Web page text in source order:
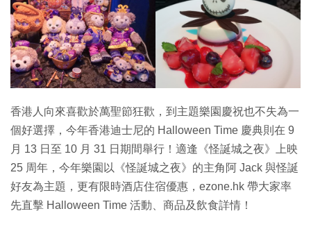
香港人向來喜歡於萬聖節狂歡，到主題樂園慶祝也不失為一
個好選擇，今年香港迪士尼的 Halloween Time 慶典則在 9
月 13 日至 10 月 31 日期間舉行！適逢《怪誕城之夜》上映
25 周年，今年樂園以《怪誕城之夜》的主角阿 Jack 與怪誕
好友為主題，更有限時酒店住宿優惠，ezone.hk 帶大家率
先直擊 Halloween Time 活動、商品及飲食詳情！